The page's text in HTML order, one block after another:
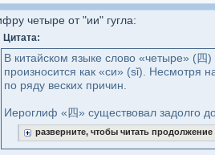
четыре от "ии" гугла:
Цитата:
В китайском языке слово «четыре» (
произносится как «си» (sǐ). Несмотря
по ряду веских причин.
Иероглиф «四» существовал задолго
разверните, чтобы читать продолжение